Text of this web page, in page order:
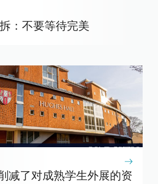
：不要等待完美
减了对成熟学生外展的资